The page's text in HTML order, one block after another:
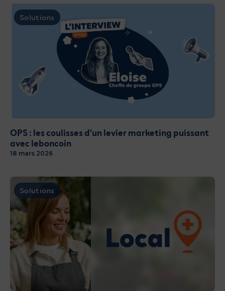
Solutions
OPS : les coulisses d’un levier marketing puissant
avec leboncoin
18 mars 2026
Solutions